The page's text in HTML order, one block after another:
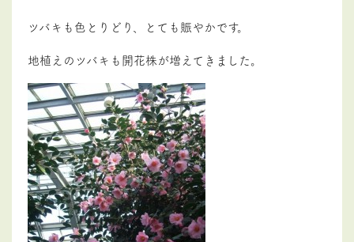
ツバキも色とりどり、とても賑やかです。
地植えのツバキも開花株が増えてきました。